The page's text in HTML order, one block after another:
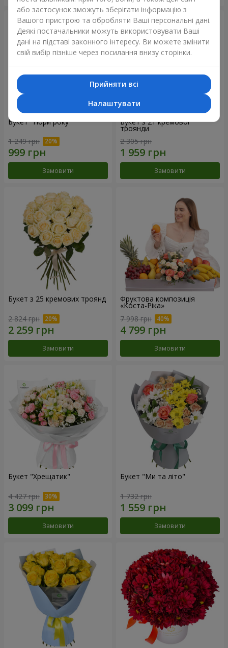
Букет "Пори року"
1 249 грн
Замовити
Букет з 21 кремової
троянди
2 305 грн
Замовити
Букет з 25 кремових троянд
2 824 грн
Замовити
Фруктова композиція
«Коста-Ріка»
7 998 грн
Замовити
Букет "Хрещатик"
4 427 грн
Замовити
Букет "Ми та літо"
1 732 грн
Замовити
або застосунок зможуть зберігати інформацію з
Вашого пристрою та обробляти Ваші персональні дані.
Деякі постачальники можуть використовувати Ваші
дані на підставі законного інтересу. Ви можете змінити
свій вибір пізніше через посилання внизу сторінки.
Прийняти всі
Налаштувати